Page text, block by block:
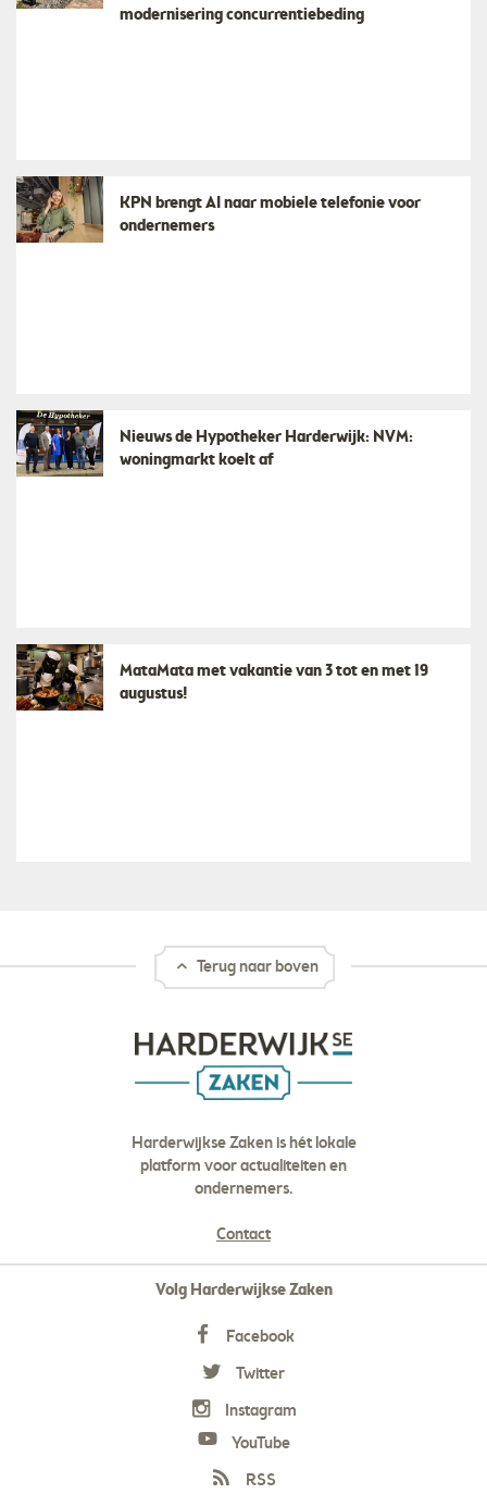
modernisering concurrentiebeding
KPN brengt AI naar mobiele telefonie voor
ondernemers
Nieuws de Hypotheker Harderwijk: NVM:
woningmarkt koelt af
MataMata met vakantie van 3 tot en met 19
augustus!
Terug naar boven
Harderwijkse Zaken is hét lokale
platform voor actualiteiten en
ondernemers.
Contact
Volg Harderwijkse Zaken
Facebook
Twitter
Instagram
YouTube
RSS